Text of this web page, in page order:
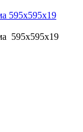
595х595x19
595х595x19